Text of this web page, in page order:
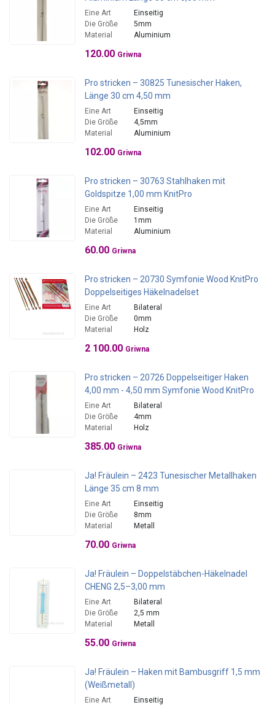
Eine Art
Einseitig
Die Größe
5mm
Material
Aluminium
120.00 Griwna
Pro stricken – 30825 Tunesischer Haken,
Länge 30 cm 4,50 mm
Eine Art
Einseitig
Die Größe
4,5mm
Material
Aluminium
102.00 Griwna
Pro stricken – 30763 Stahlhaken mit
Goldspitze 1,00 mm KnitPro
Eine Art
Einseitig
Die Größe
1mm
Material
Aluminium
60.00 Griwna
Pro stricken – 20730 Symfonie Wood KnitPro
Doppelseitiges Häkelnadelset
Eine Art
Bilateral
Die Größe
0mm
Material
Holz
2 100.00 Griwna
Pro stricken – 20726 Doppelseitiger Haken
4,00 mm - 4,50 mm Symfonie Wood KnitPro
Eine Art
Bilateral
Die Größe
4mm
Material
Holz
385.00 Griwna
Ja! Fräulein – 2423 Tunesischer Metallhaken
Länge 35 cm 8 mm
Eine Art
Einseitig
Die Größe
8mm
Material
Metall
70.00 Griwna
Ja! Fräulein – Doppelstäbchen-Häkelnadel
CHENG 2,5–3,00 mm
Eine Art
Bilateral
Die Größe
2,5 mm
Material
Metall
55.00 Griwna
Ja! Fräulein – Haken mit Bambusgriff 1,5 mm
(Weißmetall)
Eine Art
Einseitig